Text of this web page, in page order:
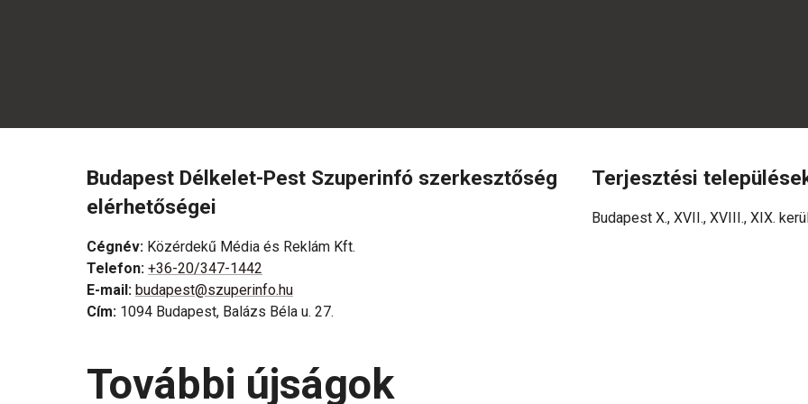
Budapest Délkelet-Pest Szuperinfó szerkesztőség
elérhetőségei
Cégnév: Közérdekű Média és Reklám Kft.
Telefon: +36-20/347-1442
E-mail: budapest@szuperinfo.hu
Cím: 1094 Budapest, Balázs Béla u. 27.
Terjesztési
Budapest X., XVII., XVIII., XIX.
További újságok